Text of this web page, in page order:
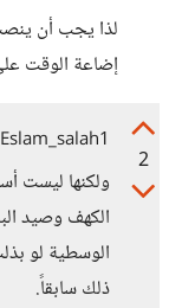
لذا يجب أن
إضاعة الوقت
2
Eslam_salah1
ولكنها ليست
الكهف وصيد
الوسطية لو
ذلك سابقاً.